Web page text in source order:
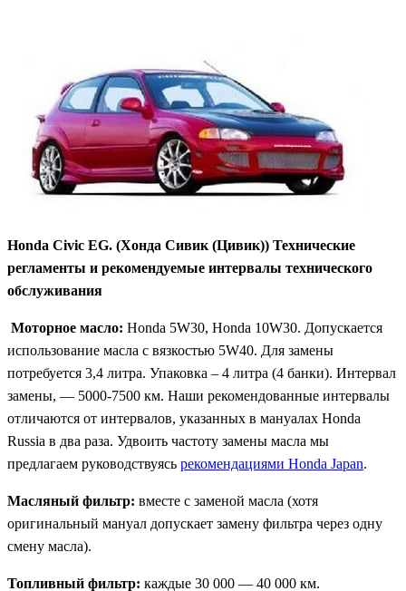
Honda Civic EG. (Хонда Сивик (Цивик)) Технические
регламенты и рекомендуемые интервалы технического
обслуживания
Моторное масло: Honda 5W30, Honda 10W30. Допускается
использование масла с вязкостью 5W40. Для замены
потребуется 3,4 литра. Упаковка – 4 литра (4 банки). Интервал
замены, — 5000-7500 км. Наши рекомендованные интервалы
отличаются от интервалов, указанных в мануалах Honda
Russia в два раза. Удвоить частоту замены масла мы
предлагаем руководствуясь рекомендациями Honda Japan.
Масляный фильтр: вместе с заменой масла (хотя
оригинальный мануал допускает замену фильтра через одну
смену масла).
Топливный фильтр: каждые 30 000 — 40 000 км.